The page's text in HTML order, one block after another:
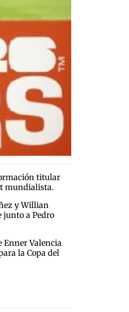
titular
mundialista.
y Willian
junto a Pedro
Enner Valencia
la Copa del